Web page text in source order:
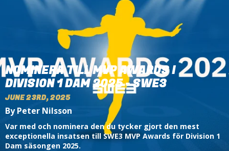
NOMINERA TILL MVP AWARDS I
DIVISION 1 DAM 2025 - SWE3
JUNE 23RD, 2025
By Peter Nilsson
Var med och nominera den du tycker gjort den mest
exceptionella insatsen till SWE3 MVP Awards för Division 1
Dam säsongen 2025.